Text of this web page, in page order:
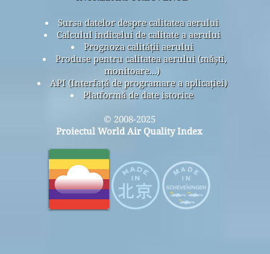
Sursa datelor despre calitatea aerului
Calculul indicelui de calitate a aerului
Prognoza calității aerului
Produse pentru calitatea aerului (măști,
monitoare...)
API (Interfață de programare a aplicației)
Platformă de date istorice
© 2008-2025
Proiectul World Air Quality Index